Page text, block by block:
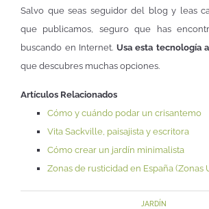
Salvo que seas seguidor del blog y leas
que publicamos, seguro que has
buscando en Internet. Usa esta tecnología
que descubres muchas opciones.
Artículos Relacionados
Cómo y cuándo podar un crisantemo
Vita Sackville, paisajista y escritora
Cómo crear un jardín minimalista
Zonas de rusticidad en España (Zonas
JARDÍN